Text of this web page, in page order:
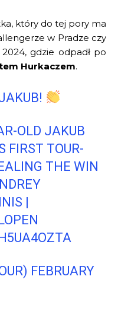
który do tej pory ma
w Pradze czy
gdzie odpadł po
Hurkaczem.
OLD JAKUB
FIRST TOUR-
THE WIN
|
FEBRUARY